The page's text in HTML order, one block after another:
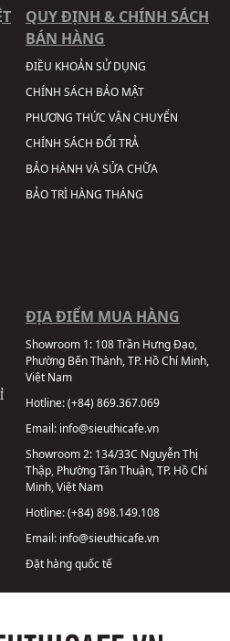
QUY ĐỊNH & CHÍNH SÁCH
BÁN HÀNG
ĐIỀU KHOẢN SỬ DỤNG
CHÍNH SÁCH BẢO MẬT
PHƯƠNG THỨC VẬN CHUYỂN
CHÍNH SÁCH ĐỔI TRẢ
BẢO HÀNH VÀ SỬA CHỮA
BẢO TRÌ HÀNG THÁNG
ĐỊA ĐIỂM MUA HÀNG
Showroom 1: 108 Trần Hưng Đạo,
Phường Bến Thành, TP. Hồ Chí Minh,
Việt Nam
Hotline:(+84) 869.367.069
Email: info@sieuthicafe.vn
Showroom 2: 134/33C Nguyễn Thị
Thập, Phường Tân Thuận, TP. Hồ Chí
Minh, Việt Nam
Hotline:(+84) 898.149.108
Email: info@sieuthicafe.vn
Đặt hàng quốc tế